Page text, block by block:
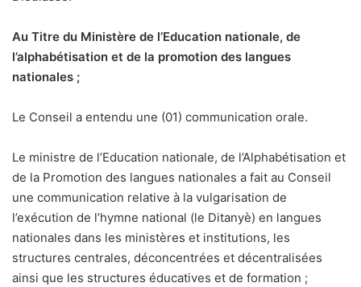
Au Titre du Ministère de l’Education nationale, de
l’alphabétisation et de la promotion des langues
nationales ;
Le Conseil a entendu une (01) communication orale.
Le ministre de l’Education nationale, de l’Alphabétisation et
de la Promotion des langues nationales a fait au Conseil
une communication relative à la vulgarisation de
l’exécution de l’hymne national (le Ditanyè) en langues
nationales dans les ministères et institutions, les
structures centrales, déconcentrées et décentralisées
ainsi que les structures éducatives et de formation ;